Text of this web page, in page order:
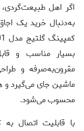
اگر اهل
به‌دنبال خرید یک
بسیار مناسب و
مقرون‌به‌صرفه و
ماشین جای می‌گیرد و
محسوب می‌شود.
با قابلیت اتصال